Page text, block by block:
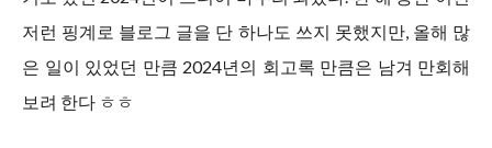
저런 핑계로 블로그 글을 단 하나도 쓰지 못했지만, 올해 많
은 일이 있었던 만큼 2024년의 회고록 만큼은 남겨 만회해
보려 한다 ㅎㅎ